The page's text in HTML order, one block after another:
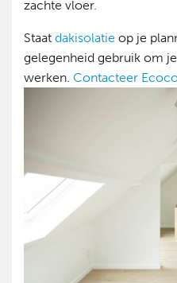
zachte vloer.
Staat dakisolatie op je
gelegenheid gebruik om
werken. Contacteer